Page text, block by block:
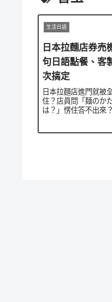
生活日語
日本拉麵店券売
句日語點餐、客
次搞定
日本拉麵店進門就被
住？店員問「麺のか
は？」愣住答不出來
語，從券売機選餐、
てり、到加替玉，搭